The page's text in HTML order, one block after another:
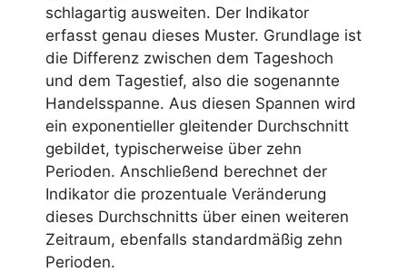
schlagartig ausweiten. Der Indikator
erfasst genau dieses Muster. Grundlage ist
die Differenz zwischen dem Tageshoch
und dem Tagestief, also die sogenannte
Handelsspanne. Aus diesen Spannen wird
ein exponentieller gleitender Durchschnitt
gebildet, typischerweise über zehn
Perioden. Anschließend berechnet der
Indikator die prozentuale Veränderung
dieses Durchschnitts über einen weiteren
Zeitraum, ebenfalls standardmäßig zehn
Perioden.